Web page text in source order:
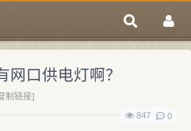
口供电灯啊？
制链接]
847
0